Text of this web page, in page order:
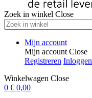
Zoek in winkel Close
Mijn account
Mijn account Close
Registreren Inloggen
Winkelwagen Close
0 € 0,00